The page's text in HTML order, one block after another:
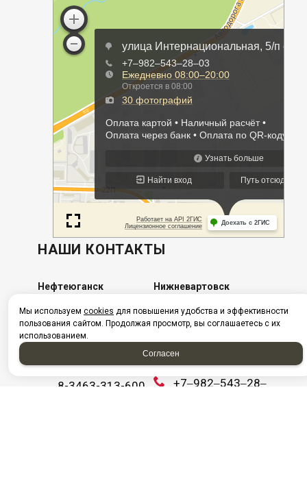
НАШИ КОНТАКТЫ
Нефтеюганск
г. Нефтеюганск, ул.
Сургутская,
стр.18/11
+7982-570-28-73
8-3463-313-600
Нижневартовск
​г. Нижневартовск, ул.
Интернациональная,
5/П ст5
Посмотреть на карте
+7‒982‒543‒28‒
Мы используем cookies для повышения удобства и эффективности
пользования сайтом. Продолжая просмотр, вы соглашаетесь с их
использованием.
Согласен